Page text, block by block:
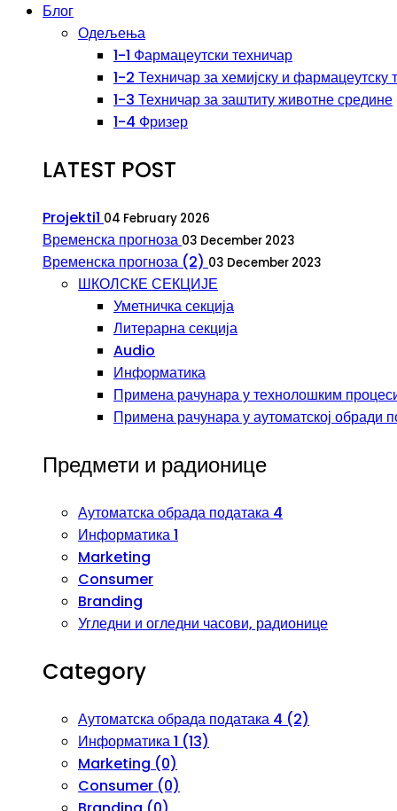
Блог
Одељења
1-1 Фармацеутски техничар
1-2 Техничар за хемијску и фармацеутску
1-3 Техничар за заштиту животне средине
1-4 Фризер
LATEST POST
Projekti1 04 February 2026
Временска прогноза 03 December 2023
Временска прогноза (2) 03 December 2023
ШКОЛСКЕ СЕКЦИЈЕ
Уметничка секција
Литерарна секција
Audio
Информатика
Примена рачунара у технолошким
Примена рачунара у аутоматској обради
Предмети и радионице
Аутоматска обрада података 4
Информатика 1
Marketing
Consumer
Branding
Угледни и огледни часови, радионице
Category
Аутоматска обрада података 4 (2)
Информатика 1 (13)
Marketing (0)
Consumer (0)